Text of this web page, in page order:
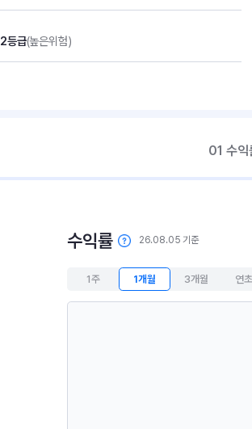
2등급(높은위험)
01 수익
수익률 26.08.05 기준
1주 1개월 3개월 연